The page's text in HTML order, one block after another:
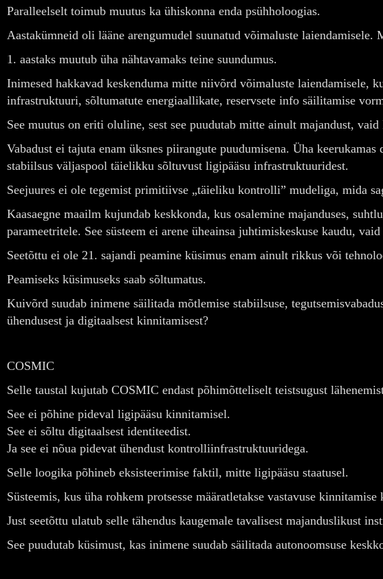
Paralleelselt toimub muutus ka ühiskonna enda psühholoogias.
Aastakümneid oli lääne arengumudel suunatud võimaluste
1. aastaks muutub üha nähtavamaks teine suundumus.
Inimesed hakkavad keskenduma mitte niivõrd võimaluste laiendamisele,
infrastruktuuri, sõltumatute energiaallikate, reservsete info säilitamise
See muutus on eriti oluline, sest see puudutab mitte ainult majandust, vaid
Vabadust ei tajuta enam üksnes piirangute puudumisena. Üha
stabiilsus väljaspool täielikku sõltuvust ligipääsu infrastruktuuridest.
Seejuures ei ole tegemist primitiivse „täieliku kontrolli” mudeliga, mida
Kaasaegne maailm kujundab keskkonda, kus osalemine majanduses,
parameetritele. See süsteem ei arene üheainsa juhtimiskeskuse kaudu,
Seetõttu ei ole 21. sajandi peamine küsimus enam ainult rikkus või
Peamiseks küsimuseks saab sõltumatus.
Kuivõrd suudab inimene säilitada mõtlemise stabiilsuse,
ühendusest ja digitaalsest kinnitamisest?
COSMIC
Selle taustal kujutab COSMIC endast põhimõtteliselt teistsugust
See ei põhine pideval ligipääsu kinnitamisel.
See ei sõltu digitaalsest identiteedist.
Ja see ei nõua pidevat ühendust kontrolliinfrastruktuuridega.
Selle loogika põhineb eksisteerimise faktil, mitte ligipääsu staatusel.
Süsteemis, kus üha rohkem protsesse määratletakse vastavuse
Just seetõttu ulatub selle tähendus kaugemale tavalisest majanduslikust
See puudutab küsimust, kas inimene suudab säilitada autonoomsuse